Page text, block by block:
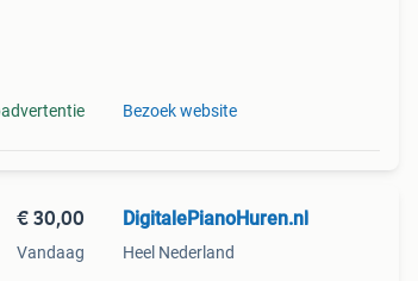
Bezoek website
€ 30,00
Vandaag
DigitalePianoHuren.nl
Heel Nederland